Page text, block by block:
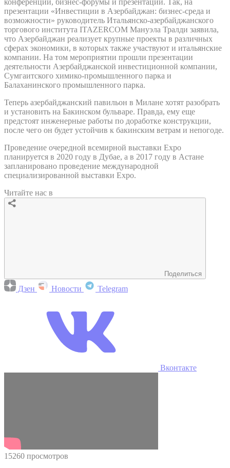
презентации «Инвестиции в Азербайджан: бизнес-среда и
возможности» руководитель Итальянско-азербайджанского
торгового института ITAZERCOM Мануэла Тралди заявила,
что Азербайджан реализует крупные проекты в различных
сферах экономики, в которых также участвуют и итальянские
компании. На том мероприятии прошли презентации
деятельности Азербайджанской инвестиционной компании,
Сумгаитского химико-промышленного парка и
Балаханинского промышленного парка.
Теперь азербайджанский павильон в Милане хотят разобрать
и установить на Бакинском бульваре. Правда, ему еще
предстоят инженерные работы по доработке конструкции,
после чего он будет устойчив к бакинским ветрам и непогоде.
Проведение очередной всемирной выставки Expo
планируется в 2020 году в Дубае, а в 2017 году в Астане
запланировано проведение международной
специализированной выставки Expo.
Читайте нас в
Поделиться
Дзен Новости Telegram
Вконтакте
15260 просмотров